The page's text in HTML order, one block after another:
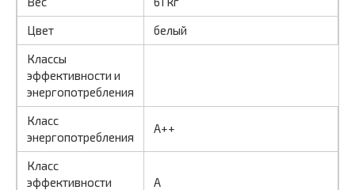
Цвет
белый
Классы
эффективности и
энергопотребления
Класс
энергопотребления
A++
Класс
эффективности
A